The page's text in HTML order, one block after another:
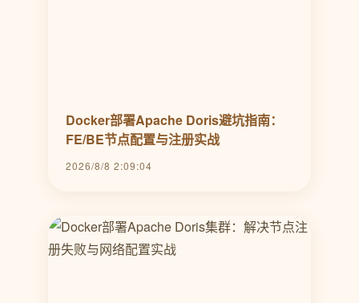
Docker部署Apache Doris避坑指南：
FE/BE节点配置与注册实战
2026/8/8 2:09:04